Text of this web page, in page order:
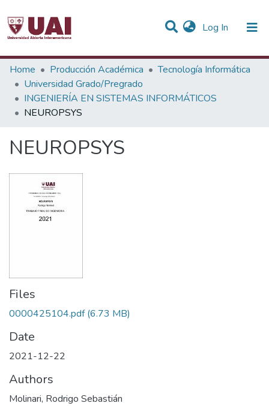
Log In (current)
Statistics
Communities & Collections
All of DSpace
Home Producción Académica
Tecnología Informática
Universidad Grado/Pregrado
INGENIERÍA EN SISTEMAS INFORMÁTICOS
NEUROPSYS
NEUROPSYS
Files
0000425104.pdf (6.73 MB)
Date
2021-12-22
Authors
Molinari, Rodrigo Sebastián